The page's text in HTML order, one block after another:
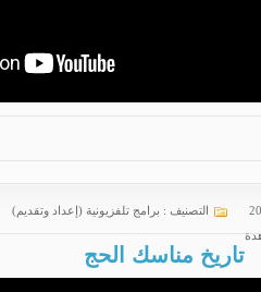
التصنيف : برامج تلفزيونية (إعداد وتقديم)
تاريخ مناسك الحج